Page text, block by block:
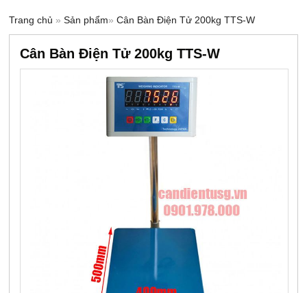
Trang chủ »Sản phẩm»Cân Bàn Điện Tử 200kg TTS-W
Cân Bàn Điện Tử 200kg TTS-W